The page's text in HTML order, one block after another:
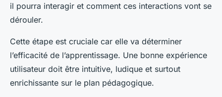
il pourra interagir et comment ces interactions vont se
dérouler.
Cette étape est cruciale car elle va déterminer
l’efficacité de l’apprentissage. Une bonne expérience
utilisateur doit être intuitive, ludique et surtout
enrichissante sur le plan pédagogique.